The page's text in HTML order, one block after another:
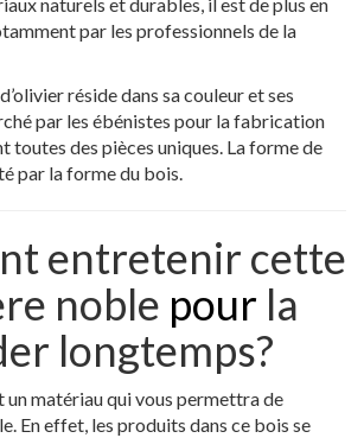
par les professionnels de la
réside dans sa couleur et ses
par les ébénistes pour la fabrication
toutes des pièces uniques. La forme de
par la forme du bois.
entretenir cette
noble pour la
longtemps?
un matériau qui vous permettra de
En effet, les produits dans ce bois se